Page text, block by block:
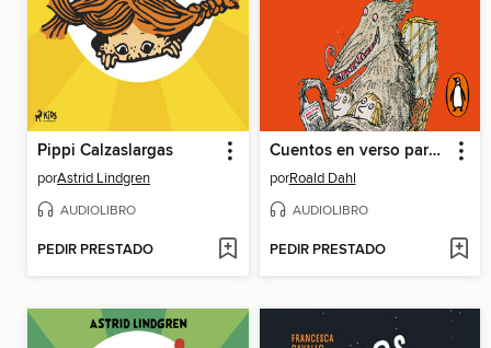
Pippi Calzaslargas
porAstrid Lindgren
AUDIOLIBRO
PEDIR PRESTADO
Cuentos en verso para niños perversos
porRoald Dahl
AUDIOLIBRO
PEDIR PRESTADO